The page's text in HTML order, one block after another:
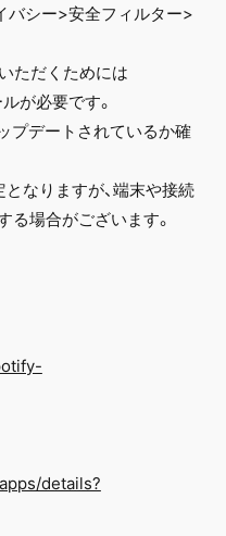
バシー>安全フィルター>
ただくためには
が必要です。
プデートされているか確
なりますが、端末や接続
場合がございます。
details?